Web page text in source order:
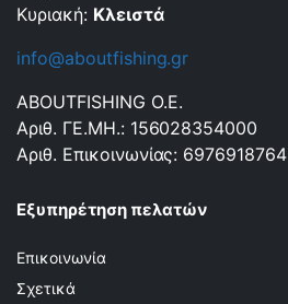
Κυριακή: Κλειστά
info@aboutfishing.gr
ABOUTFISHING Ο.Ε.
Αριθ. ΓΕ.ΜΗ.: 156028354000
Αριθ. Επικοινωνίας: 6976918764
Εξυπηρέτηση πελατών
Επικοινωνία
Σχετικά